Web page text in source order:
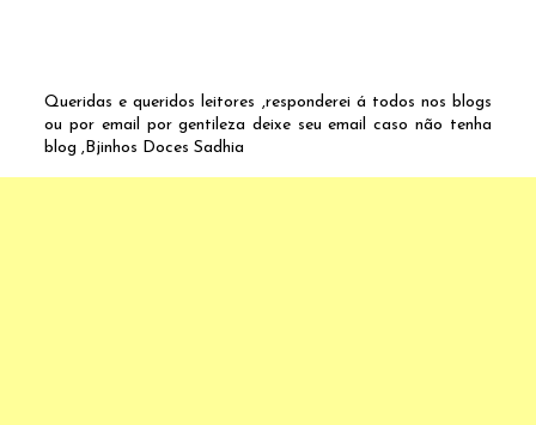
Queridas e queridos leitores ,responderei á todos nos blogs
ou por email por gentileza deixe seu email caso não tenha
blog ,Bjinhos Doces Sadhia